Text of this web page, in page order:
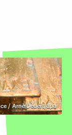
/ Arne Dedert/dpa